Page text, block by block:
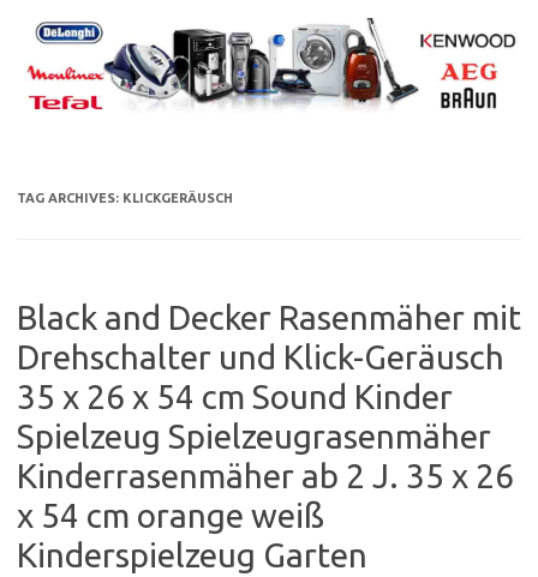
content
TAG ARCHIVES: KLICKGERÄUSCH
Black and Decker Rasenmäher mit
Drehschalter und Klick-Geräusch
35 x 26 x 54 cm Sound Kinder
Spielzeug Spielzeugrasenmäher
Kinderrasenmäher ab 2 J. 35 x 26
x 54 cm orange weiß
Kinderspielzeug Garten